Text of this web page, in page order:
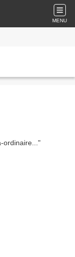
MENU